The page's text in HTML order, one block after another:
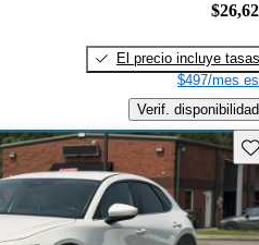
El precio incluye tasas
$497/mes
Verif. disponibilidad